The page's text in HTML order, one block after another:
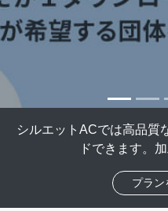
シルエットACでは高品質
ドできます。
プラン